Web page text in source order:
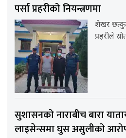
पर्सा प्रहरीको नियन्त्रणमा
शेखर
प्रहरीले
सुशासनको नाराबीच बारा
लाइसेन्समा घुस असुलीको